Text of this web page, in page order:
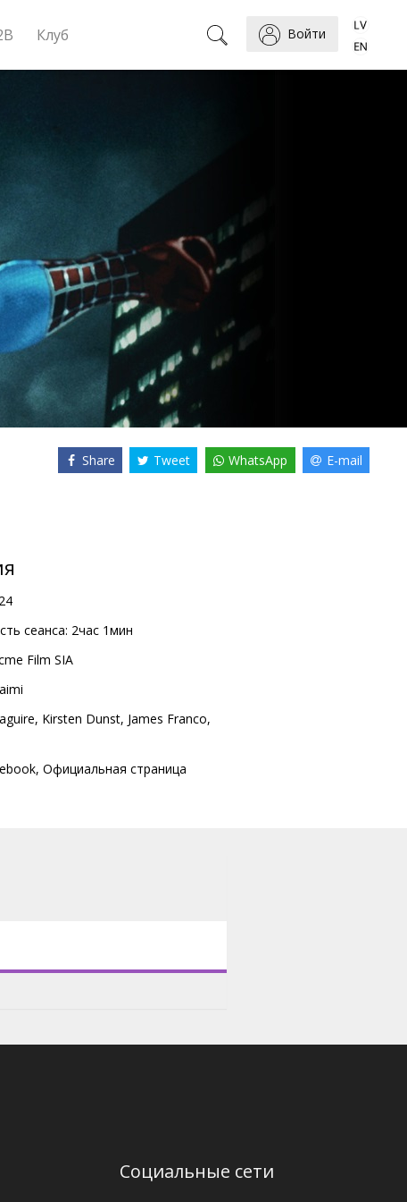
Клуб Войти
Share Tweet WhatsApp E-mail
сеанса: 2час 1мин
Film SIA
, Kirsten Dunst, James Franco,
, Официальная страница
Социальные сети